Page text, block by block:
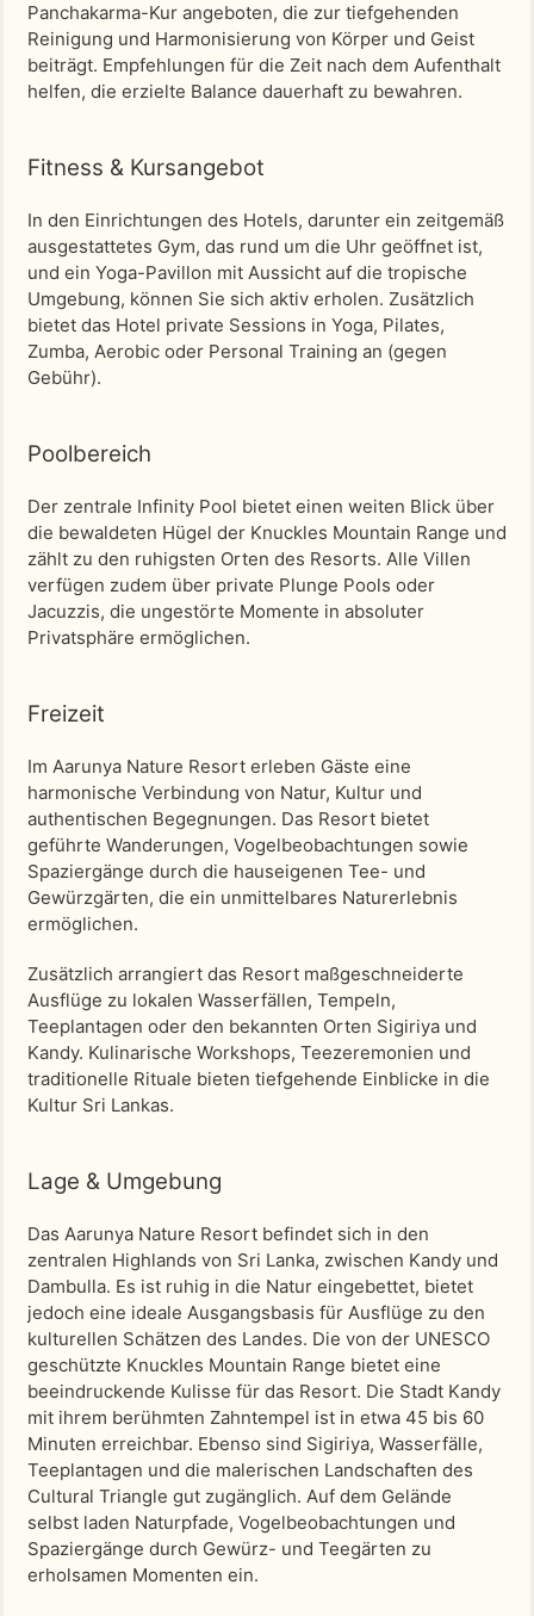
Panchakarma-Kur angeboten, die zur tiefgehenden
Reinigung und Harmonisierung von Körper und Geist
beiträgt. Empfehlungen für die Zeit nach dem Aufenthalt
helfen, die erzielte Balance dauerhaft zu bewahren.
Fitness & Kursangebot
In den Einrichtungen des Hotels, darunter ein zeitgemäß
ausgestattetes Gym, das rund um die Uhr geöffnet ist,
und ein Yoga-Pavillon mit Aussicht auf die tropische
Umgebung, können Sie sich aktiv erholen. Zusätzlich
bietet das Hotel private Sessions in Yoga, Pilates,
Zumba, Aerobic oder Personal Training an (gegen
Gebühr).
Poolbereich
Der zentrale Infinity Pool bietet einen weiten Blick über
die bewaldeten Hügel der Knuckles Mountain Range und
zählt zu den ruhigsten Orten des Resorts. Alle Villen
verfügen zudem über private Plunge Pools oder
Jacuzzis, die ungestörte Momente in absoluter
Privatsphäre ermöglichen.
Freizeit
Im Aarunya Nature Resort erleben Gäste eine
harmonische Verbindung von Natur, Kultur und
authentischen Begegnungen. Das Resort bietet
geführte Wanderungen, Vogelbeobachtungen sowie
Spaziergänge durch die hauseigenen Tee- und
Gewürzgärten, die ein unmittelbares Naturerlebnis
ermöglichen.
Zusätzlich arrangiert das Resort maßgeschneiderte
Ausflüge zu lokalen Wasserfällen, Tempeln,
Teeplantagen oder den bekannten Orten Sigiriya und
Kandy. Kulinarische Workshops, Teezeremonien und
traditionelle Rituale bieten tiefgehende Einblicke in die
Kultur Sri Lankas.
Lage & Umgebung
Das Aarunya Nature Resort befindet sich in den
zentralen Highlands von Sri Lanka, zwischen Kandy und
Dambulla. Es ist ruhig in die Natur eingebettet, bietet
jedoch eine ideale Ausgangsbasis für Ausflüge zu den
kulturellen Schätzen des Landes. Die von der UNESCO
geschützte Knuckles Mountain Range bietet eine
beeindruckende Kulisse für das Resort. Die Stadt Kandy
mit ihrem berühmten Zahntempel ist in etwa 45 bis 60
Minuten erreichbar. Ebenso sind Sigiriya, Wasserfälle,
Teeplantagen und die malerischen Landschaften des
Cultural Triangle gut zugänglich. Auf dem Gelände
selbst laden Naturpfade, Vogelbeobachtungen und
Spaziergänge durch Gewürz- und Teegärten zu
erholsamen Momenten ein.